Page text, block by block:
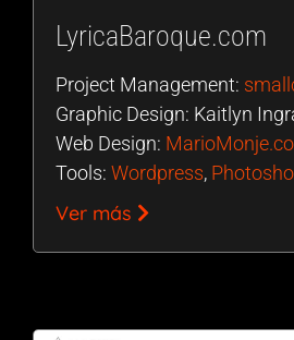
LyricaBaroque.com
Project Management:
Graphic Design: Kaitlyn
Web Design:
Tools: Wordpress,
Ver más